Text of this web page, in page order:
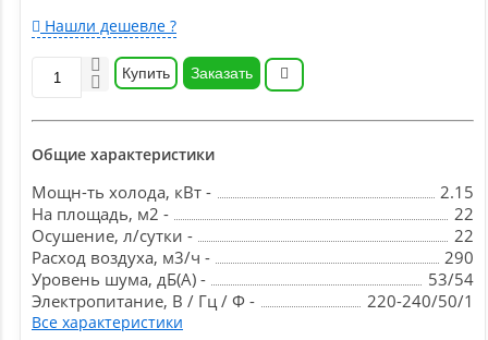
Нашли дешевле ?
Купить Заказать
Общие характеристики
Мощн-ть холода, кВт -
2.15
На площадь, м2 -
22
Осушение, л/сутки -
22
Расход воздуха, м3/ч -
290
Уровень шума, дБ(А) -
53/54
Электропитание, В / Гц / Ф -
220-240/50/1
Все характеристики